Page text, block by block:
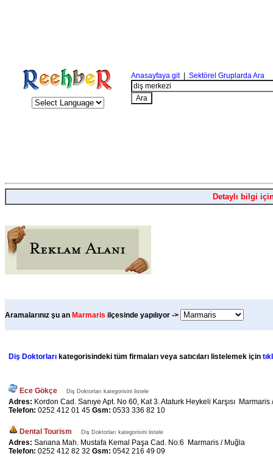
Anasayfaya git| Sektörel Gruplarda Ara
Detaylı bilgi
Aramalarınız şu an Marmaris ilçesinde yapılıyor ->
Diş Doktorları kategorisindeki tüm firmaları veya satıcıları listelemek için
Ece Gökçe Diş Doktorları kategorisini listele
Adres: Kordon Cad. Sanıye Apt. No 60, Kat 3. Ataturk Heykeli Karşısı Marmaris
Telefon: 0252 412 01 45 Gsm: 0533 336 82 10
Dental Tourism Diş Doktorları kategorisini listele
Adres: Sarıana Mah. Mustafa Kemal Paşa Cad. No:6 Marmaris / Muğla
Telefon: 0252 412 82 32 Gsm: 0542 216 49 09